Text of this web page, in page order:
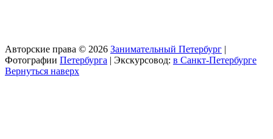
Авторские права © 2026 Занимательный Петербург |
Фотографии Петербурга | Экскурсовод: в Санкт-Петербурге
Вернуться наверх